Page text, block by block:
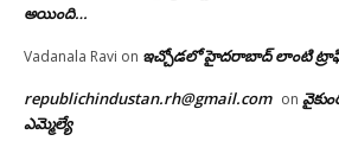
అయింది…
Vadanala Ravi on ఇచ్చోడలో హైదరాబాద్ లాంటి
republichindustan.rh@gmail.com on
ఎమ్మెల్యే